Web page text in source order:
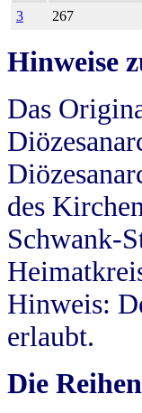
3
267
Hinweise
Das
des
Schwank-
Hinweis:
erlaubt.
Die